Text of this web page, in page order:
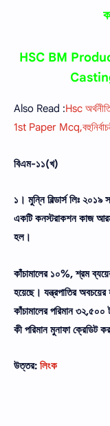
HSC BM
Also Read :Hsc
1st Paper
বিএম-১১(খ)
১। মুন্নি বিল্ডার্স লিঃ
একটি কনস্টরাকশন কাজ
হল।
কাঁচামালের ১০%, শ্রম
হয়েছে। যন্ত্রপাতির
কাঁচামালের পরিমান ৩২,৫০০
কী পরিমান মুনাফা ক্রেডিট
উত্তর: লিংক